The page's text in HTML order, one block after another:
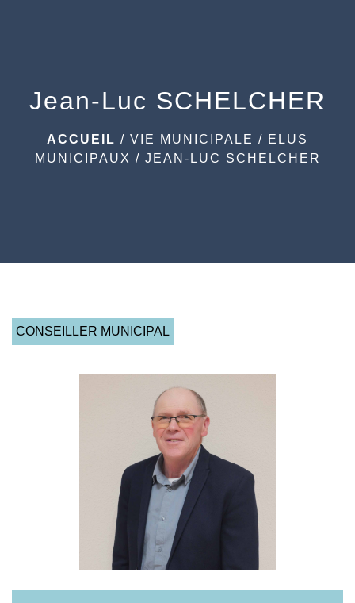
Jean-Luc SCHELCHER
ACCUEIL / VIE MUNICIPALE / ELUS
MUNICIPAUX / JEAN-LUC SCHELCHER
CONSEILLER MUNICIPAL